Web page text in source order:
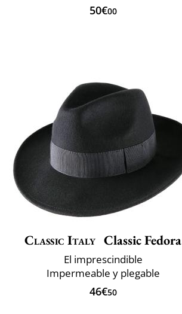
50€00
Classic Italy Classic Fedora
El imprescindible
Impermeable y plegable
46€50